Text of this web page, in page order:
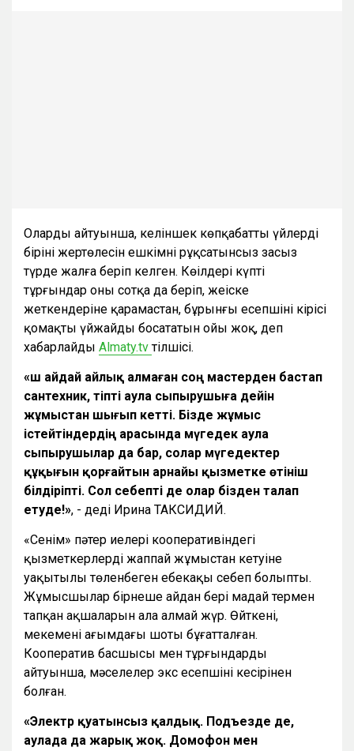
Олардың айтуынша, келіншек көпқабатты үйлердің
бірінің жертөлесін ешкімнің рұқсатынсыз заңсыз
түрде жалға беріп келген. Көңілдері күпті
тұрғындар оны сотқа да беріп, жеңіске
жеткендеріне қарамастан, бұрынғы есепшінің кірісі
қомақты үйжайды босататын ойы жоқ, деп
хабарлайды Almaty.tvтілшісі.
«Үш айдай айлық алмаған соң мастерден бастап
сантехник, тіпті аула сыпырушыға дейін
жұмыстан шығып кетті. Бізде жұмыс
істейтіндердің арасында мүгедек аула
сыпырушылар да бар, солар мүгедектер
құқығын қорғайтын арнайы қызметке өтініш
білдіріпті. Сол себепті де олар бізден талап
етуде!», - деді Ирина ТАКСИДИЙ.
«Сенім» пәтер иелері кооперативіндегі
қызметкерлердің жаппай жұмыстан кетуіне
уақытылы төленбеген еңбекақы себеп болыпты.
Жұмысшылар бірнеше айдан бері маңдай термен
тапқан ақшаларын ала алмай жүр. Өйткені,
мекеменің ағымдағы шоты бұғатталған.
Кооператив басшысы мен тұрғындардың
айтуынша, мәселелер экс есепшінің кесірінен
болған.
«Электр қуатынсыз қалдық. Подъезде де,
аулада да жарық жоқ. Домофон мен